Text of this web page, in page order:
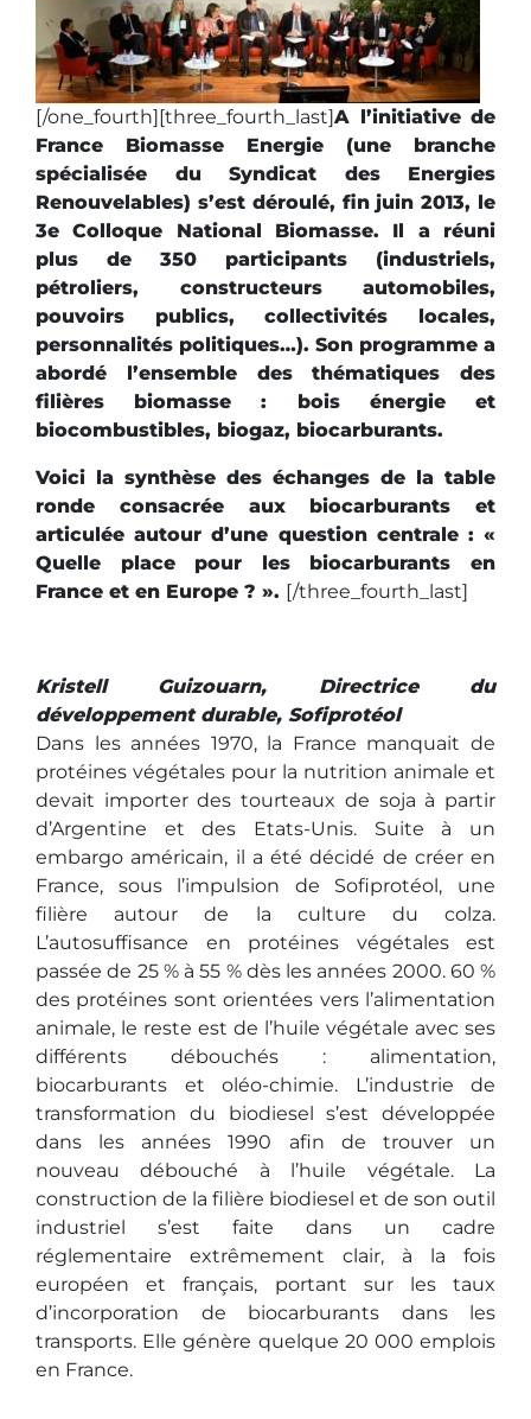
[/one_fourth] [three_fourth_last]A l’initiative de
France Biomasse Energie (une branche
spécialisée du Syndicat des Energies
Renouvelables) s’est déroulé, fin juin 2013, le
3e Colloque National Biomasse. Il a réuni
plus de 350 participants (industriels,
pétroliers, constructeurs automobiles,
pouvoirs publics, collectivités locales,
personnalités politiques…). Son programme a
abordé l’ensemble des thématiques des
filières biomasse : bois énergie et
biocombustibles, biogaz, biocarburants.
Voici la synthèse des échanges de la table
ronde consacrée aux biocarburants et
articulée autour d’une question centrale : «
Quelle place pour les biocarburants en
France et en Europe ? ». [/three_fourth_last]
Kristell Guizouarn, Directrice du
développement durable, Sofiprotéol
Dans les années 1970, la France manquait de
protéines végétales pour la nutrition animale et
devait importer des tourteaux de soja à partir
d’Argentine et des Etats-Unis. Suite à un
embargo américain, il a été décidé de créer en
France, sous l’impulsion de Sofiprotéol, une
filière autour de la culture du colza.
L’autosuffisance en protéines végétales est
passée de 25 % à 55 % dès les années 2000. 60 %
des protéines sont orientées vers l’alimentation
animale, le reste est de l’huile végétale avec ses
différents débouchés : alimentation,
biocarburants et oléo-chimie. L’industrie de
transformation du biodiesel s’est développée
dans les années 1990 afin de trouver un
nouveau débouché à l’huile végétale. La
construction de la filière biodiesel et de son outil
industriel s’est faite dans un cadre
réglementaire extrêmement clair, à la fois
européen et français, portant sur les taux
d’incorporation de biocarburants dans les
transports. Elle génère quelque 20 000 emplois
en France.